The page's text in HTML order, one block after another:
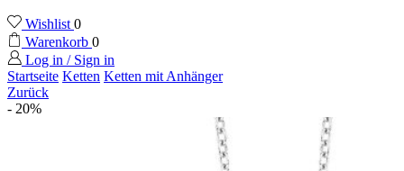
Wishlist 0
Warenkorb 0
Log in / Sign in
Startseite Ketten Ketten mit Anhänger
Zurück
- 20%